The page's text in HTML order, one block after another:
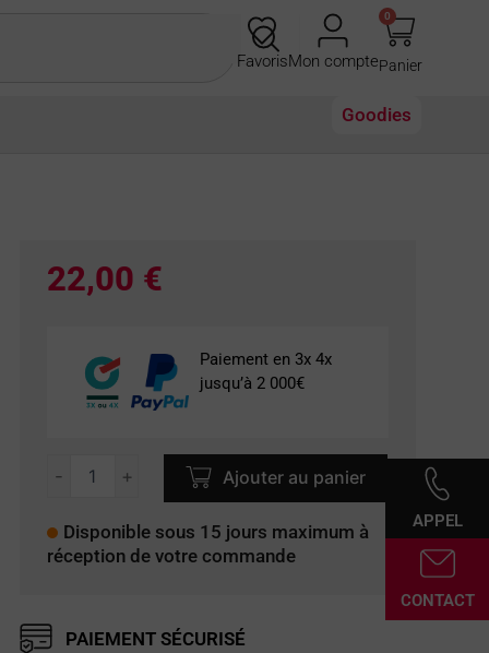
FavorisMon compte
0
Panier
Goodies
APPEL
CONTACT
22,00 €
Paiement en 3x 4x
jusqu’à 2 000€
-
589
+ Ajouter au panier
Disponible sous 15 jours maximum à
réception de votre commande
PAIEMENT SÉCURISÉ